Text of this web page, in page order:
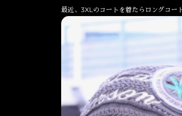
最近、3XLのコートを着たらロングコー